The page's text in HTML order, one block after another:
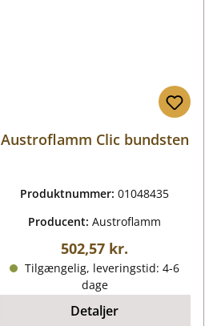
Austroflamm Clic bundsten
Produktnummer:01048435
Producent:Austroflamm
Almindelig pris:
502,57 kr.
Tilgængelig, leveringstid: 4-6
dage
Detaljer